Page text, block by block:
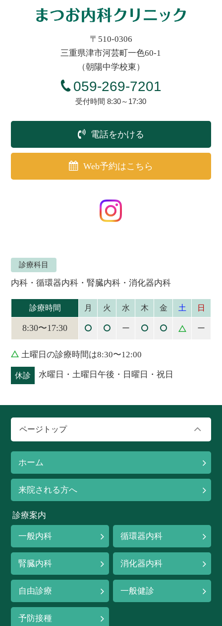
〒510-0306
三重県津市河芸町一色60-1
（朝陽中学校東）
059-269-7201
受付時間 8:30～17:30
電話をかける
Web予約はこちら
診療科目
内科・循環器内科・腎臓内科・消化器内科
診療時間 月 火 水 木 金 土 日
8:30〜17:30 ー ー
土曜日の診療時間は8:30〜12:00
休診 水曜日・土曜日午後・日曜日・祝日
ページトップ
ホーム
来院される方へ
診療案内
一般内科 循環器内科
腎臓内科 消化器内科
自由診療 一般健診
予防接種